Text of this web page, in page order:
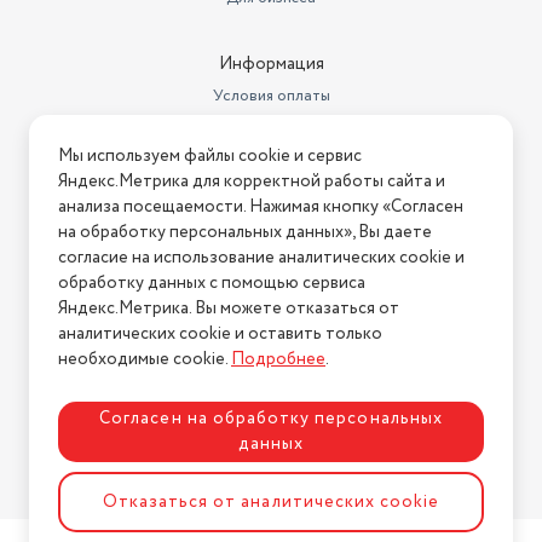
Информация
Условия оплаты
Условия возврата
Нашли ошибку на сайте? Напишите нам
2026 © Интернет-магазин "АстМаркет". У нас есть всё!
Политика конфиденциальности
Разработка сайтаASTDESIGN
Мы используем файлы cookie и сервис
Яндекс.Метрика для корректной работы сайта и
анализа посещаемости. Нажимая кнопку «Согласен
на обработку персональных данных», Вы даете
согласие на использование аналитических cookie и
обработку данных с помощью сервиса
Яндекс.Метрика. Вы можете отказаться от
аналитических cookie и оставить только
необходимые cookie.Подробнее.
Согласен на обработку персональных
данных
Отказаться от аналитических cookie